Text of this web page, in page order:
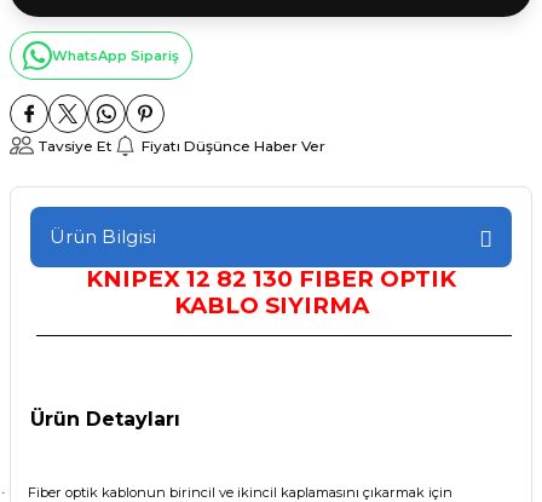
WhatsApp Sipariş
Tavsiye Et Fiyatı Düşünce Haber Ver
Ürün Bilgisi
KNIPEX 12 82 130 FIBER OPTIK
KABLO SIYIRMA
Ürün Detayları
·
Fiber optik kablonun birincil ve ikincil kaplamasını çıkarmak için